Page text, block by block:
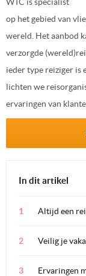
op het gebied van
wereld. Het aanbod
verzorgde
ieder type reiziger is
lichten we
ervaringen van
In dit artikel
Altijd een
Veilig je
Ervaringen